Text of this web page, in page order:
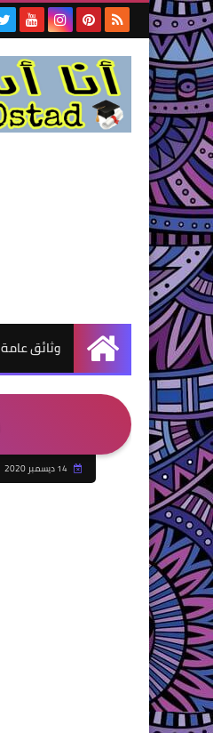
الرئيسية
وثائق عامة
14 ديسمبر 2020